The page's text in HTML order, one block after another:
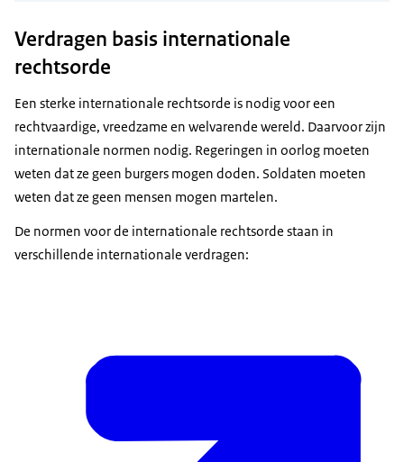
Verdragen basis internationale
rechtsorde
Een sterke internationale rechtsorde is nodig voor een
rechtvaardige, vreedzame en welvarende wereld. Daarvoor zijn
internationale normen nodig. Regeringen in oorlog moeten
weten dat ze geen burgers mogen doden. Soldaten moeten
weten dat ze geen mensen mogen martelen.
De normen voor de internationale rechtsorde staan in
verschillende internationale verdragen: